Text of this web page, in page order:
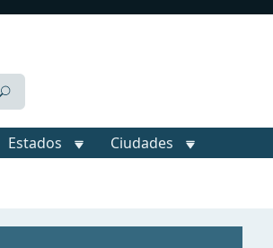
Estados Ciudades